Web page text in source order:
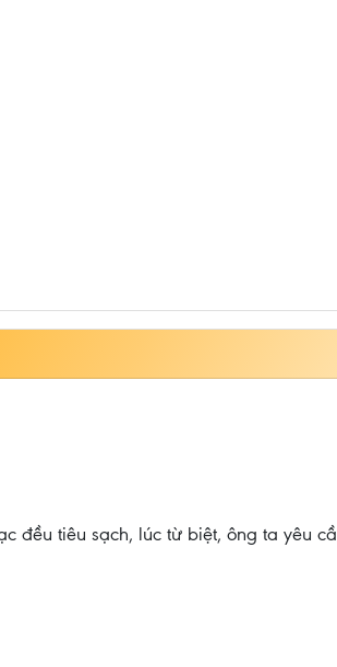
đều tiêu sạch, lúc từ biệt, ông ta yêu